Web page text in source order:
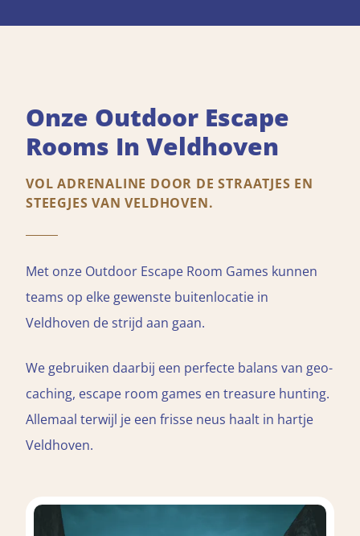
Onze Outdoor Escape
Rooms In Veldhoven
VOL ADRENALINE DOOR DE STRAATJES EN
STEEGJES VAN VELDHOVEN.
Met onze Outdoor Escape Room Games kunnen
teams op elke gewenste buitenlocatie in
Veldhoven de strijd aan gaan.
We gebruiken daarbij een perfecte balans van geo-
caching, escape room games en treasure hunting.
Allemaal terwijl je een frisse neus haalt in hartje
Veldhoven.